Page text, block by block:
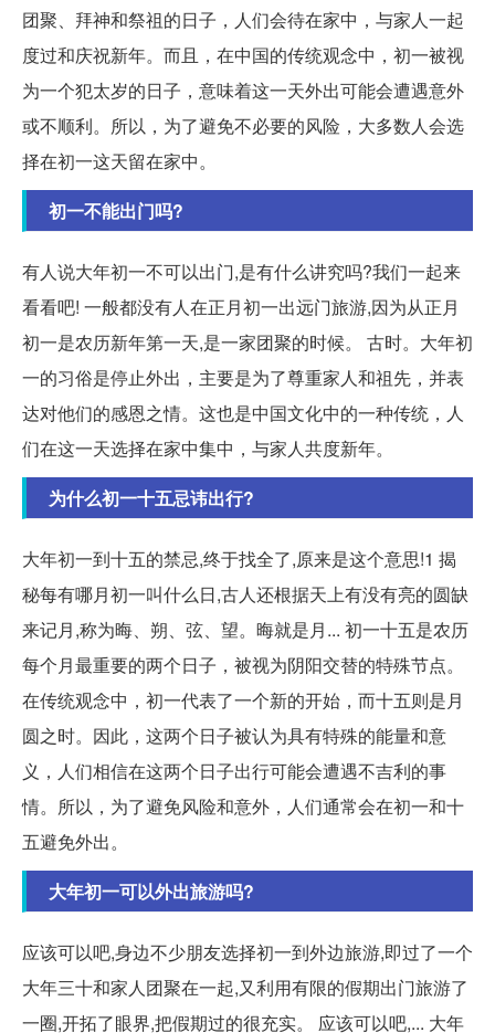
团聚、拜神和祭祖的日子，人们会待在家中，与家人一起
度过和庆祝新年。而且，在中国的传统观念中，初一被视
为一个犯太岁的日子，意味着这一天外出可能会遭遇意外
或不顺利。所以，为了避免不必要的风险，大多数人会选
择在初一这天留在家中。
初一不能出门吗?
有人说大年初一不可以出门,是有什么讲究吗?我们一起来
看看吧! 一般都没有人在正月初一出远门旅游,因为从正月
初一是农历新年第一天,是一家团聚的时候。 古时。大年初
一的习俗是停止外出，主要是为了尊重家人和祖先，并表
达对他们的感恩之情。这也是中国文化中的一种传统，人
们在这一天选择在家中集中，与家人共度新年。
为什么初一十五忌讳出行?
大年初一到十五的禁忌,终于找全了,原来是这个意思!1 揭
秘每有哪月初一叫什么日,古人还根据天上有没有亮的圆缺
来记月,称为晦、朔、弦、望。晦就是月... 初一十五是农历
每个月最重要的两个日子，被视为阴阳交替的特殊节点。
在传统观念中，初一代表了一个新的开始，而十五则是月
圆之时。因此，这两个日子被认为具有特殊的能量和意
义，人们相信在这两个日子出行可能会遭遇不吉利的事
情。所以，为了避免风险和意外，人们通常会在初一和十
五避免外出。
大年初一可以外出旅游吗?
应该可以吧,身边不少朋友选择初一到外边旅游,即过了一个
大年三十和家人团聚在一起,又利用有限的假期出门旅游了
一圈,开拓了眼界,把假期过的很充实。 应该可以吧,... 大年